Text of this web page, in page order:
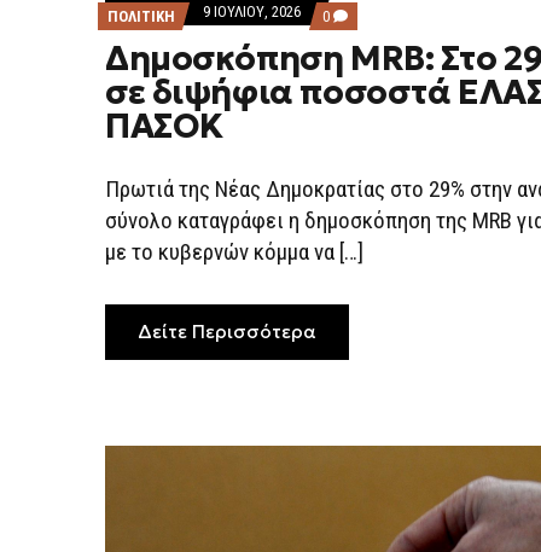
ΠΟΛΙΤΙΚΗ 9 ΙΟΥΛΊΟΥ, 2026 0 COMMENTS
ON
ΔΗΜΟΣΚΌΠΗΣΗ
MRB:
ΣΤΟ
29%
ΔΙΨΉΦΙΑ
ΠΟΣΟΣΤΆ
ΕΛΑΣ
ΚΑΙ
ΠΑΣΟΚ
Δημοσκόπηση MRB: Στο
σε διψήφια ποσοστά
ΠΑΣΟΚ
Πρωτιά της Νέας Δημοκρατίας στο 29% στην
σύνολο καταγράφει η δημοσκόπηση της MRB
με το κυβερνών κόμμα να […]
Δείτε Περισσότερα